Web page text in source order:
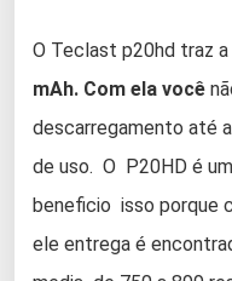
O Teclast p20hd traz a
mAh. Com ela você
descarregamento até
de uso. O P20HD é
beneficio isso porque
ele entrega é